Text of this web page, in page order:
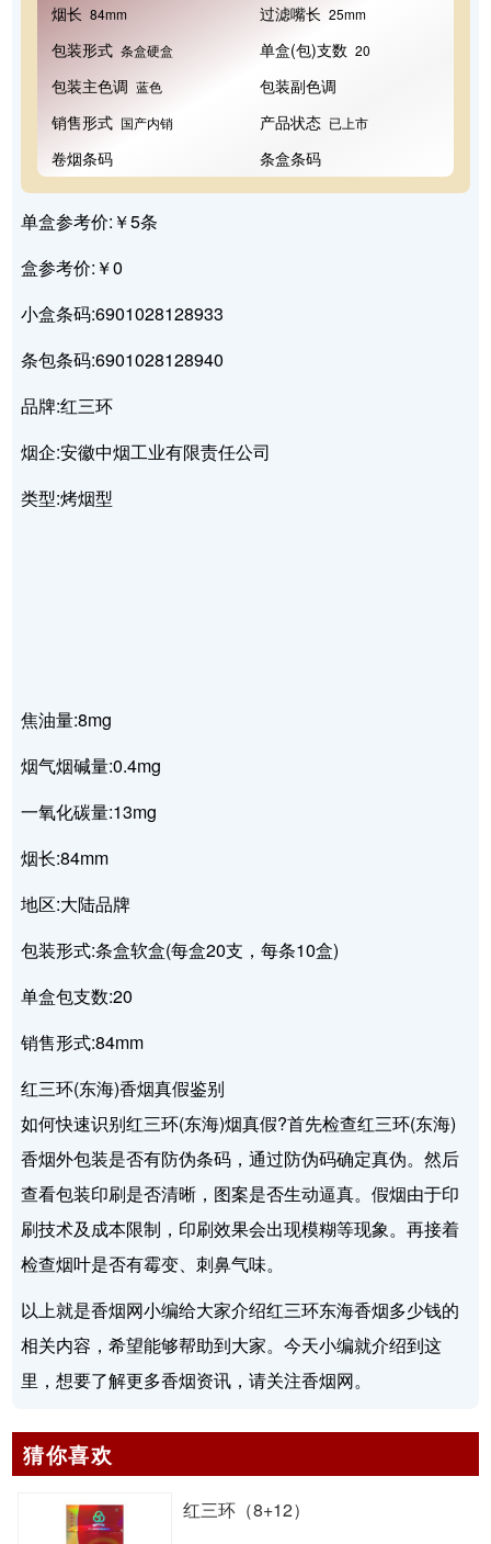
烟长 84mm 过滤嘴长 25mm
包装形式 条盒硬盒 单盒(包)支数 20
包装主色调 蓝色
包装副色调
销售形式 国产内销 产品状态 已上市
卷烟条码 条盒条码
单盒参考价:￥5条
盒参考价:￥0
小盒条码:6901028128933
条包条码:6901028128940
品牌:红三环
烟企:安徽中烟工业有限责任公司
类型:烤烟型
焦油量:8mg
烟气烟碱量:0.4mg
一氧化碳量:13mg
烟长:84mm
地区:大陆品牌
包装形式:条盒软盒(每盒20支，每条10盒)
单盒包支数:20
销售形式:84mm
红三环(东海)香烟真假鉴别
如何快速识别红三环(东海)烟真假?首先检查红三环(东海)
香烟外包装是否有防伪条码，通过防伪码确定真伪。然后
查看包装印刷是否清晰，图案是否生动逼真。假烟由于印
刷技术及成本限制，印刷效果会出现模糊等现象。再接着
检查烟叶是否有霉变、刺鼻气味。
以上就是香烟网小编给大家介绍红三环东海香烟多少钱的
相关内容，希望能够帮助到大家。今天小编就介绍到这
里，想要了解更多香烟资讯，请关注香烟网。
猜你喜欢
红三环（8+12）